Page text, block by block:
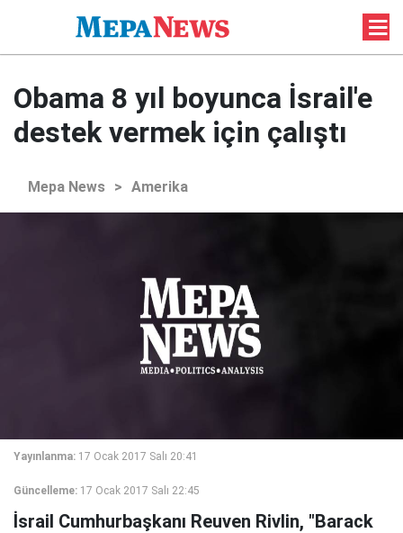
Obama 8 yıl boyunca İsrail'e
destek vermek için çalıştı
Mepa News > Amerika
Yayınlanma: 17 Ocak 2017 Salı 20:41
Güncelleme: 17 Ocak 2017 Salı 22:45
İsrail Cumhurbaşkanı Reuven Rivlin, "Barack